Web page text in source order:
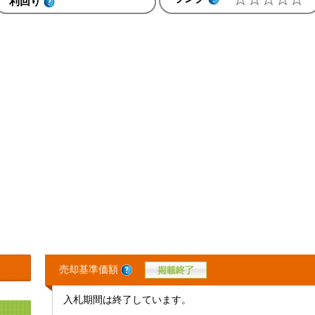
売却基準価額
入札期間は終了しています。